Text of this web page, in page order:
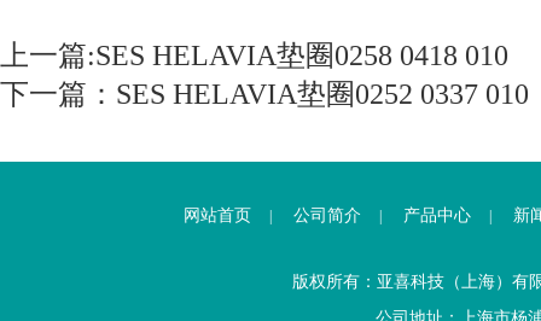
上一篇:SES HELAVIA垫圈0258 0418 010
下一篇： SES HELAVIA垫圈0252 0337 010
网站首页 公司简介 产品中心 新
版权所有：亚喜科技（上海）